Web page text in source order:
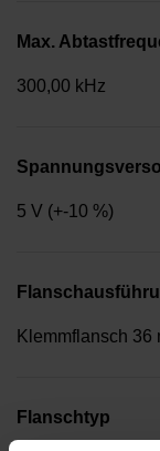
Max.
300,00 kHz
5 V (+-10 %)
Klemmflansch 36
Flanschtyp